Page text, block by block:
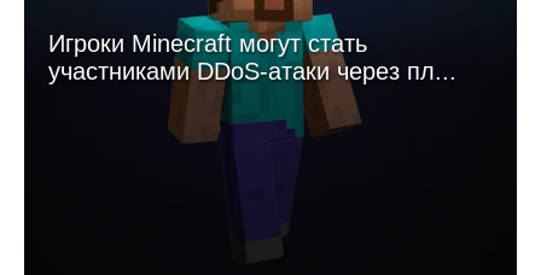
Игроки Minecraft могут стать
участниками DDoS-атаки через пл...